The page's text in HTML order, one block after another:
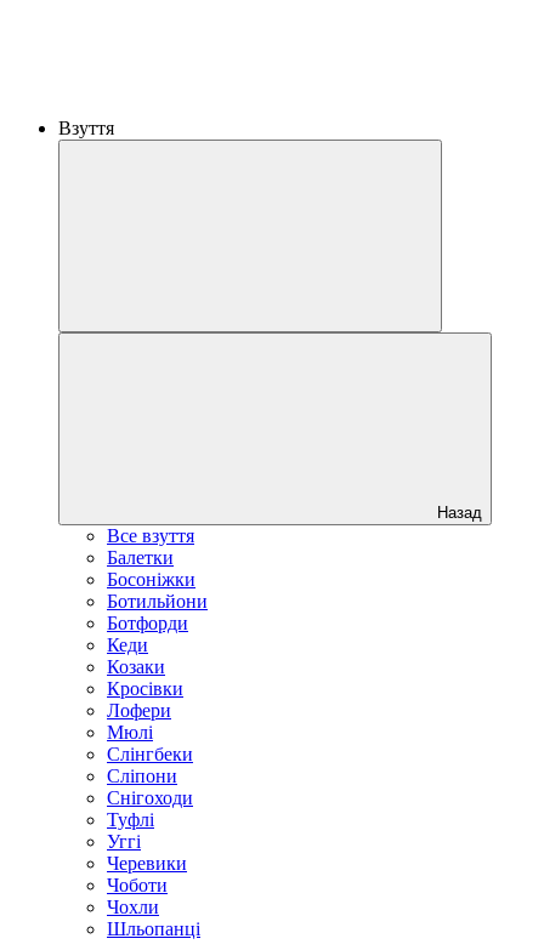
Взуття
Назад
Все взуття
Балетки
Босоніжки
Ботильйони
Ботфорди
Кеди
Козаки
Кросівки
Лофери
Мюлі
Слінгбеки
Сліпони
Снігоходи
Туфлі
Уггі
Черевики
Чоботи
Чохли
Шльопанці